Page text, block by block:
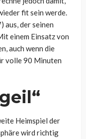
fit sein werde.
aus, der seinen
einem Einsatz von
auch wenn die
volle 90 Minuten
Heimspiel der
wird richtig